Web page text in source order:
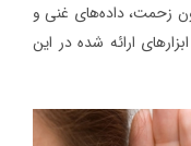
زحمت، داده‌های غنی و
ارائه شده در این